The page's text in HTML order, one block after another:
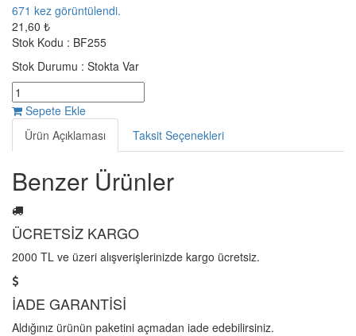
671 kez görüntülendi.
21,60 ₺
Stok Kodu : BF255
Stok Durumu : Stokta Var
Sepete Ekle
Ürün Açıklaması
Taksit Seçenekleri
Benzer Ürünler
ÜCRETSİZ KARGO
2000 TL ve üzeri alışverişlerinizde kargo ücretsiz.
İADE GARANTİSİ
Aldığınız ürünün paketini açmadan iade edebilirsiniz.